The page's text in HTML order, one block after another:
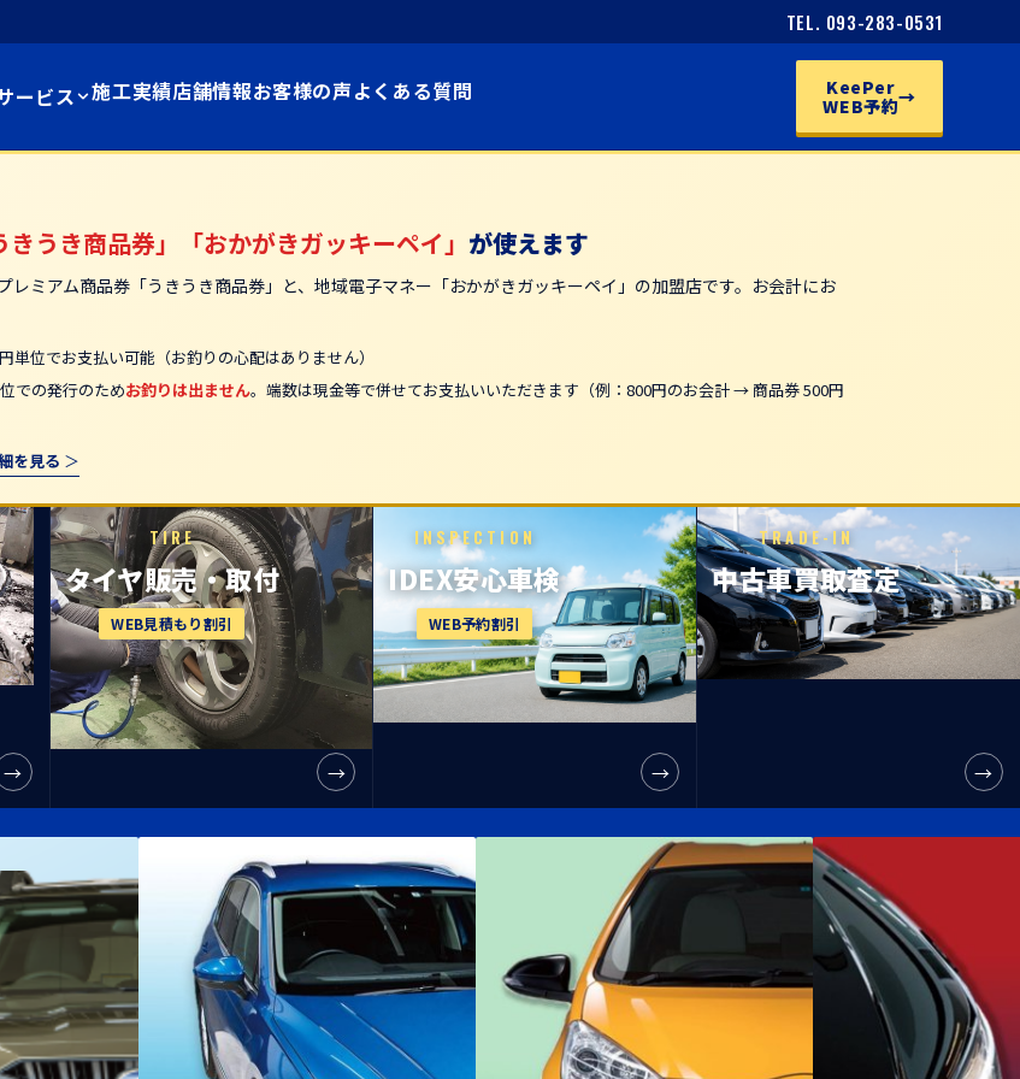
TEL. 093-283-0531
ービス 施工実績店舗情報お客様の声よくある質問
KeePer
WEB予約→
きうき商品券」「おかがきガッキーペイ」 が使えます
レミアム商品券「うきうき商品券」と、地域電子マネー「おかがきガッキーペイ」の加盟店です。お会計にお
円単位でお支払い可能（お釣りの心配はありません）
での発行のためお釣りは出ません。端数は現金等で併せてお支払いいただきます（例：800円のお会計 → 商品券 500円
を見る
→
TIRE
タイヤ販売・取付
WEB見積もり割引
→
INSPECTION
IDEX安心車検
WEB予約割引
→
TRADE-IN
中古車買取査定
→